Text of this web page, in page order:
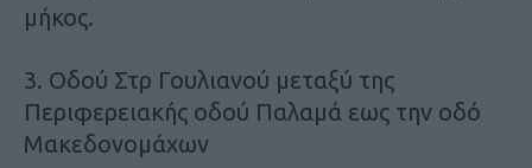
μήκος.
3. Οδού Στρ Γουλιανού μεταξύ της
Περιφερειακής οδού Παλαμά εως την οδό
Μακεδονομάχων